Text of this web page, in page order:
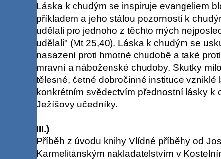
Láska k chudým se inspiruje evangeliem
příkladem a jeho stálou pozorností k
udělali pro jednoho z těchto mých
udělali" (Mt 25,40). Láska k chudým se
nasazení proti hmotné chudobě a také
mravní a náboženské chudoby. Skutky
tělesné, četné dobročinné instituce vzniklé
konkrétním svědectvím přednostní lásky k
Ježíšovy učedníky.
III.)
Příběh z úvodu knihy Vlídné příběhy od
Karmelitánským nakladatelstvím v